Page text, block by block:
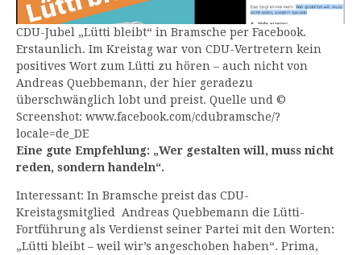
CDU-Jubel „Lütti bleibt“ in Bramsche per Facebook.
Erstaunlich. Im Kreistag war von CDU-Vertretern kein
positives Wort zum Lütti zu hören – auch nicht von
Andreas Quebbemann, der hier geradezu
überschwänglich lobt und preist. Quelle und ©
Screenshot: www.facebook.com/cdubramsche/?
locale=de_DE
Eine gute Empfehlung: „Wer gestalten will, muss nicht
reden, sondern handeln“.
Interessant: In Bramsche preist das CDU-
Kreistagsmitglied Andreas Quebbemann die Lütti-
Fortführung als Verdienst seiner Partei mit den Worten:
„Lütti bleibt – weil wir’s angeschoben haben“. Prima,